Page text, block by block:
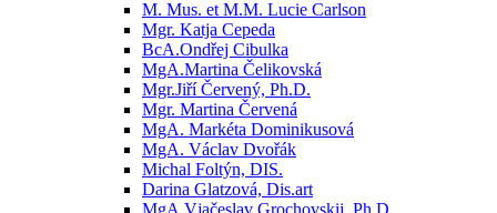
M. Mus. et M.M. Lucie Carlson
Mgr. Katja Cepeda
BcA.Ondřej Cibulka
MgA.Martina Čelikovská
Mgr.Jiří Červený, Ph.D.
Mgr. Martina Červená
MgA. Markéta Dominikusová
MgA. Václav Dvořák
Michal Foltýn, DIS.
Darina Glatzová, Dis.art
MgA.Vjačeslav Grochovskij, Ph.D.